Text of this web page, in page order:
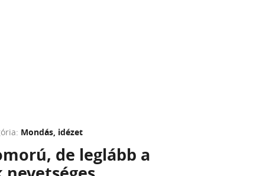
Mondás, idézet
de leglább a